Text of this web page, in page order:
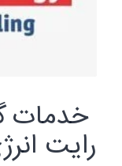
خدمات
رایت